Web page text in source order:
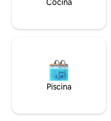
Cocina
Piscina